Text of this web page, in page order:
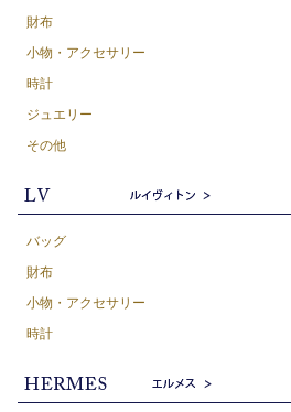
財布
小物・アクセサリー
時計
ジュエリー
その他
バッグ
財布
小物・アクセサリー
時計